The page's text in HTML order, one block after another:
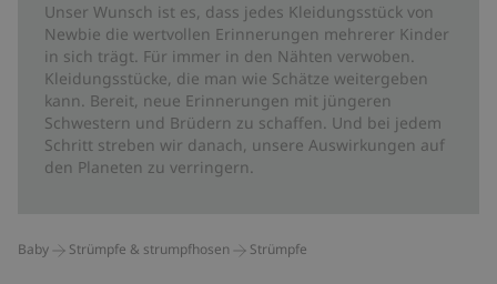
Unser Wunsch ist es, dass jedes Kleidungsstück von
Newbie die wertvollen Erinnerungen mehrerer Kinder
in sich trägt. Für immer in den Nähten verwoben.
Kleidungsstücke, die man wie Schätze weitergeben
kann. Bereit, neue Erinnerungen mit jüngeren
Schwestern und Brüdern zu schaffen. Und bei jedem
Schritt streben wir danach, unsere Auswirkungen auf
den Planeten zu verringern.
Baby Strümpfe & strumpfhosen Strümpfe